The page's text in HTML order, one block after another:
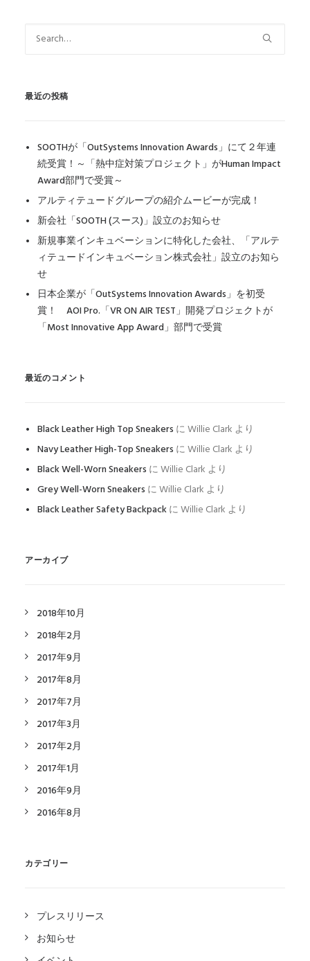
最近の投稿
SOOTHが「OutSystems Innovation Awards」にて２年連
続受賞！～「熱中症対策プロジェクト」がHuman Impact
Award部門で受賞～
アルティテュードグループの紹介ムービーが完成！
新会社「SOOTH (スース)」設立のお知らせ
新規事業インキュベーションに特化した会社、「アルテ
ィテュードインキュベーション株式会社」設立のお知ら
せ
日本企業が「OutSystems Innovation Awards」を初受
賞！ AOI Pro.「VR ON AIR TEST」開発プロジェクトが
「Most Innovative App Award」部門で受賞
最近のコメント
Black Leather High Top Sneakers にWillie Clark より
Navy Leather High-Top Sneakers にWillie Clark より
Black Well-Worn Sneakers にWillie Clark より
Grey Well-Worn Sneakers にWillie Clark より
Black Leather Safety BackpackにWillie Clark より
アーカイブ
2018年10月
2018年2月
2017年9月
2017年8月
2017年7月
2017年3月
2017年2月
2017年1月
2016年9月
2016年8月
カテゴリー
プレスリリース
お知らせ